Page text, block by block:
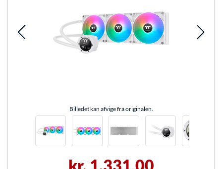
Billedet kan afvige fra originalen.